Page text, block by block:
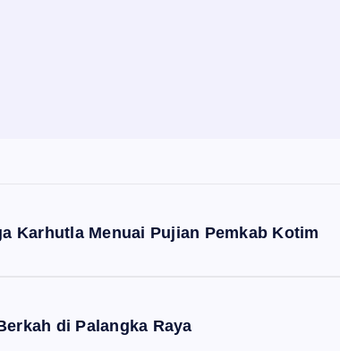
Karhutla Menuai Pujian Pemkab Kotim
di Palangka Raya